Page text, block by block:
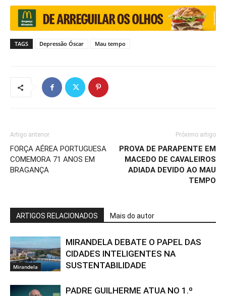
TAGS Depressão Óscar Mau tempo
Artigo anterior
FORÇA AÉREA PORTUGUESA
COMEMORA 71 ANOS EM
BRAGANÇA
Próximo artigo
PROVA DE PARAPENTE EM
MACEDO DE CAVALEIROS
ADIADA DEVIDO AO MAU
TEMPO
ARTIGOS RELACIONADOS Mais do autor
Mirandela
MIRANDELA DEBATE O PAPEL DAS
CIDADES INTELIGENTES NA
SUSTENTABILIDADE
PADRE GUILHERME ATUA NO 1.º